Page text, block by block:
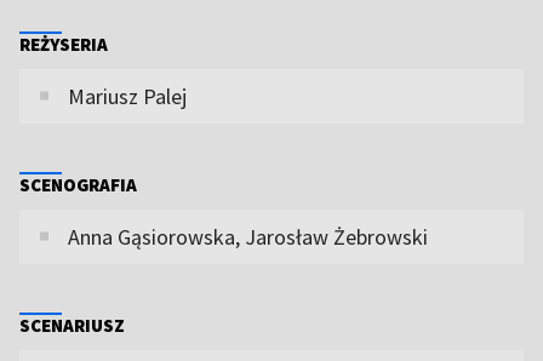
REŻYSERIA
Mariusz Palej
SCENOGRAFIA
Anna Gąsiorowska, Jarosław Żebrowski
SCENARIUSZ